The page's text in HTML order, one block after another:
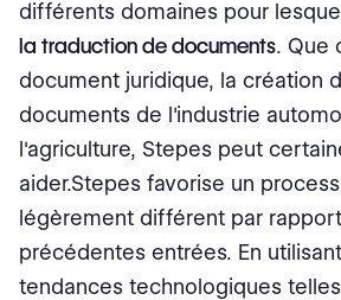
différents domaines pour
la traduction de documents. Que
document juridique, la création
documents de l'industrie
l'agriculture, Stepes peut
aider.Stepes favorise un
légèrement différent par
précédentes entrées. En
tendances technologiques